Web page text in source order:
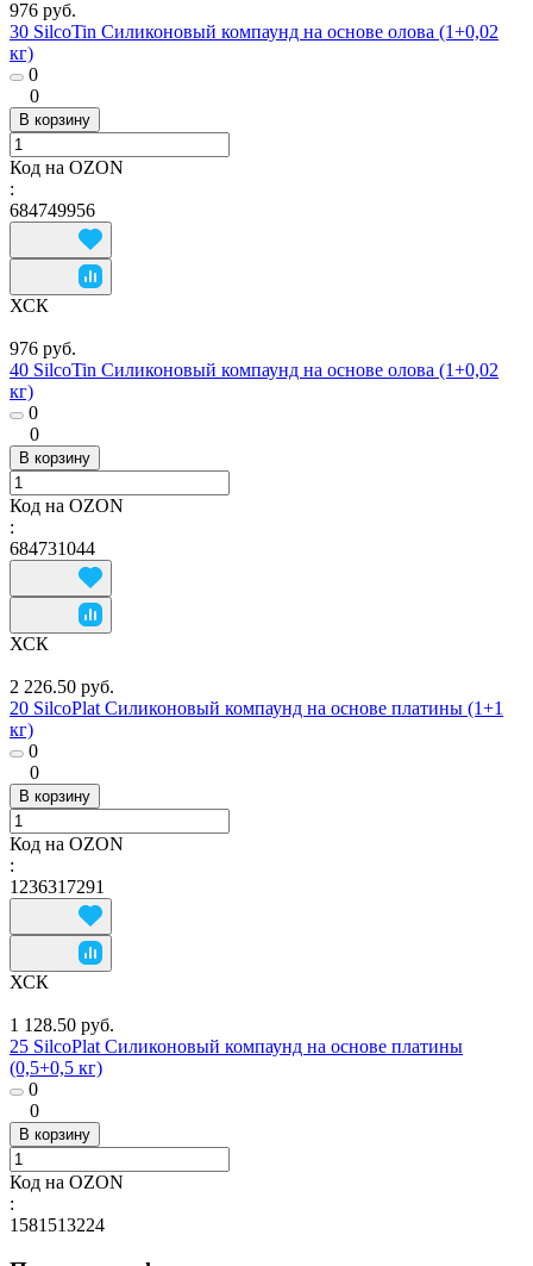
976 руб.
30 SilcoTin Силиконовый компаунд на основе олова (1+0,02
кг)
0
0
В корзину
Код на OZON
:
684749956
ХСК
976 руб.
40 SilcoTin Силиконовый компаунд на основе олова (1+0,02
кг)
0
0
В корзину
Код на OZON
:
684731044
ХСК
2 226.50 руб.
20 SilcoPlat Силиконовый компаунд на основе платины (1+1
кг)
0
0
В корзину
Код на OZON
:
1236317291
ХСК
1 128.50 руб.
25 SilcoPlat Силиконовый компаунд на основе платины
(0,5+0,5 кг)
0
0
В корзину
Код на OZON
:
1581513224